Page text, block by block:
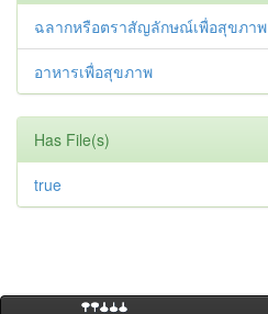
ฉลากหรือตราสัญลักษณ์เพื่อสุขภาพ
อาหารเพื่อสุขภาพ
Has File(s)
true